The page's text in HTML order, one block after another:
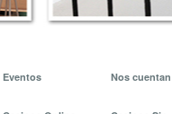
Eventos Nos cuentan